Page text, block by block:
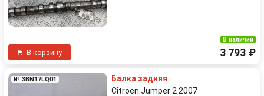
В корзину
В наличии
3 793 ₽
№ 3BN17LQ01
Балка задняя
Citroen Jumper 2 2007